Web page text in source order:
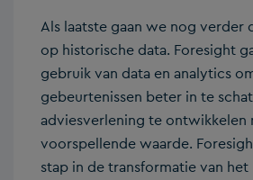
Als laatste gaan we nog verder
op historische data. Foresight
gebruik van data en analytics
gebeurtenissen beter in te
adviesverlening te ontwikkelen
voorspellende waarde.
stap in de transformatie van het